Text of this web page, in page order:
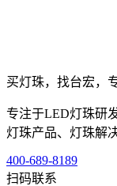
买灯珠，找台宏，
专注于LED灯珠研
灯珠产品、灯珠解
400-689-8189
扫码联系